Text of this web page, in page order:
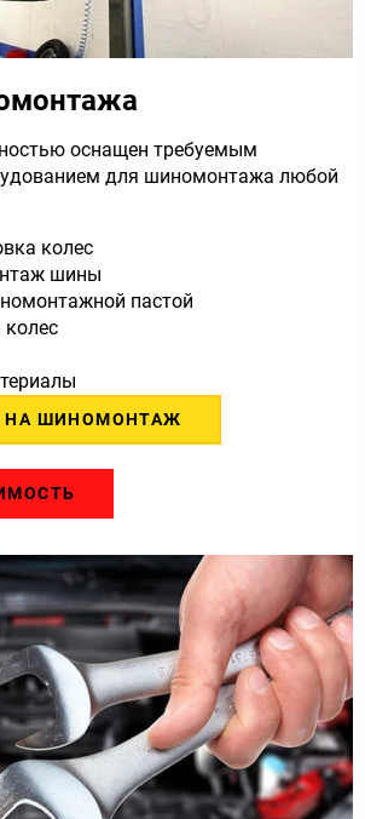
оснащен требуемым
для шиномонтажа любой
колес
шины
пастой
НА ШИНОМОНТАЖ